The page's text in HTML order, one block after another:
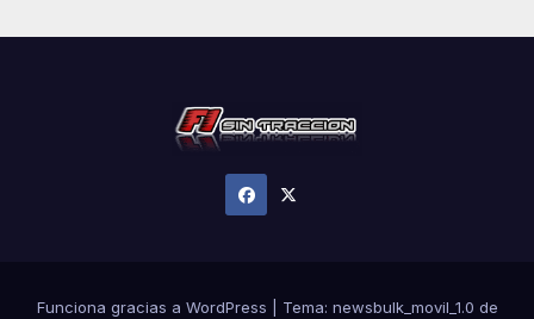
Funciona gracias a WordPress Tema: newsbulk_movil_1.0 de